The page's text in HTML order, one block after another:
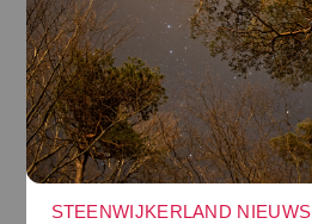
STEENWIJKERLAND NIEUWS